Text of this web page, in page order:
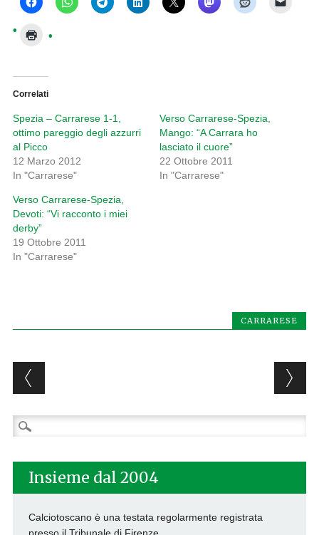
Correlati
Spezia – Carrarese 1-1,
ottimo pareggio degli azzurri
al Picco
12 Marzo 2012
In "Carrarese"
Verso Carrarese-Spezia,
Mango: “A Carrara ho
lasciato il cuore”
22 Ottobre 2011
In "Carrarese"
Verso Carrarese-Spezia,
Devoti: “Vi racconto i miei
derby”
19 Ottobre 2011
In "Carrarese"
CARRARESE
Post navigation
Ricerca
per:
Insieme dal 2004
Calciotoscano è una testata regolarmente registrata